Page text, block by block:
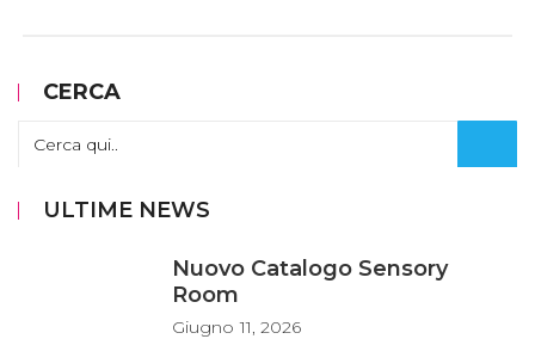
CERCA
ULTIME NEWS
Nuovo Catalogo Sensory
Room
Giugno 11, 2026